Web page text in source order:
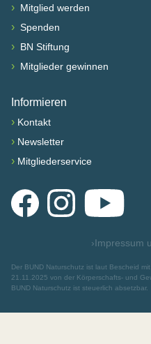
› Mitglied werden
› Spenden
› BN Stiftung
› Mitglieder gewinnen
Informieren
› Kontakt
› Newsletter
› Mitgliederservice
FacebookInstagramYouTube
›Impressum
Der BUND Naturschutz ist laut Bescheid
21.11.2025 von der Körperschafts- und
BUND Naturschutz ist steuerlich absetzbar.